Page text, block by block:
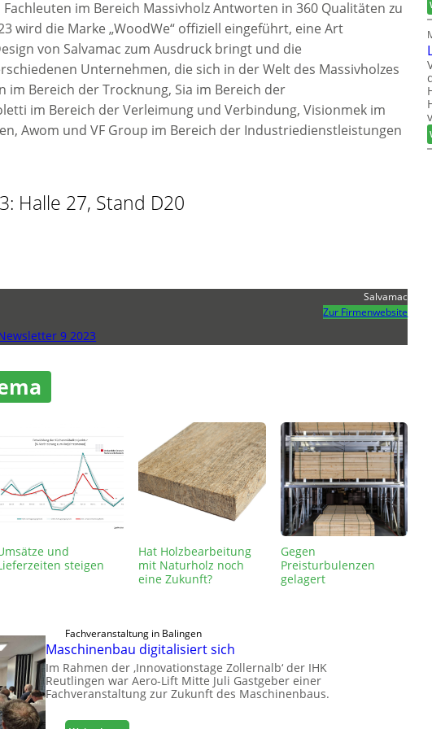
im Bereich Massivholz Antworten in 360 Qualitäten zu
wird die Marke „WoodWe“ offiziell eingeführt, eine Art
von Salvamac zum Ausdruck bringt und die
Unternehmen, die sich in der Welt des Massivholzes
im Bereich der Trocknung, Sia im Bereich der
im Bereich der Verleimung und Verbindung, Visionmek im
Awom und VF Group im Bereich der Industriedienstleistungen
Halle 27, Stand D20
9 2023
Salvamac
Zur Firmenwebsite
und
steigen
Hat Holzbearbeitung
mit Naturholz noch
eine Zukunft?
Gegen
Preisturbulenzen
gelagert
Fachveranstaltung in Balingen
Maschinenbau digitalisiert sich
Im Rahmen der ‚Innovationstage Zollernalb‘ der IHK
Reutlingen war Aero-Lift Mitte Juli Gastgeber einer
Fachveranstaltung zur Zukunft des Maschinenbaus.